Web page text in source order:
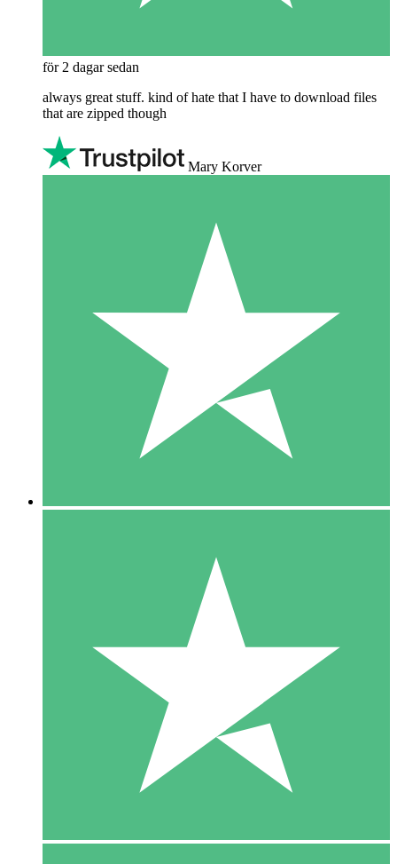
för 2 dagar sedan
always great stuff. kind of hate that I have to download files
that are zipped though
Mary Korver